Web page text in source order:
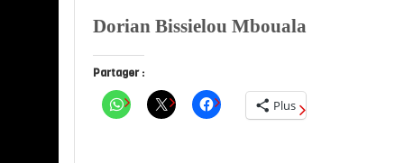
Dorian Bissielou Mbouala
Partager :
Plus